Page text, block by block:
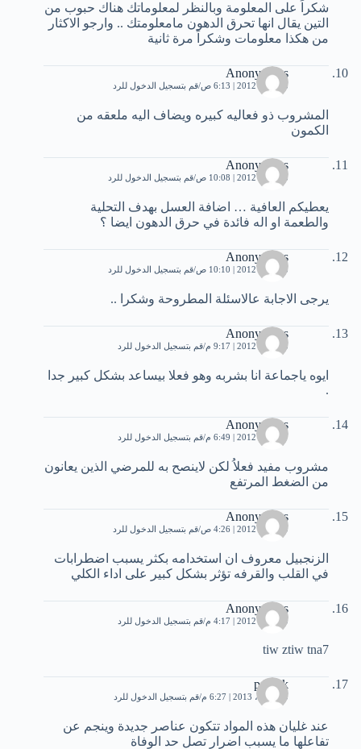
شكراً على المعلومة وبالنظر لمعلوماتك هناك حبوب من
التين يقال انها تحرق الدهون مامعلومتك .. وارجو الاكثار
من هكذا معلومات وشكراً مرة ثانية
Anonymous
15 مايو، 2012 | 6:13 ص قم بتسجيل الدخول للرد
المشروب ذو فعاليه كبيره ويضاف اليه ملعقه من
الكمون
Anonymous
15 مايو، 2012 | 10:08 ص قم بتسجيل الدخول للرد
يعطيكم العافية … اضافة العسل بهدف التحلية
والطعمة او اله فائدة في حرق الدهون ايضا ؟
Anonymous
15 مايو، 2012 | 10:10 ص قم بتسجيل الدخول للرد
يرجى الاجابة عالاسئلة المطروحة وشكرا ..
Anonymous
15 مايو، 2012 | 9:17 م قم بتسجيل الدخول للرد
ايوه ياجماعة انا بشربه وهو فعلا بيساعد بشكل كبير جدا
.
Anonymous
17 مايو، 2012 | 6:49 م قم بتسجيل الدخول للرد
مشروب مفيد فعلاُ لكن لاينصح به للمرضي الذين يعانون
من الضغط المرتفع
Anonymous
20 مايو، 2012 | 4:26 ص قم بتسجيل الدخول للرد
الزنجبيل معروف ان استخدامه بكثر يسبب اضطرابات
في القلب والقرفه تؤثر بشكل كبير على اداء الكلي
Anonymous
20 مايو، 2012 | 4:17 م قم بتسجيل الدخول للرد
tiw ztiw tna7
patrick
30 أبريل، 2013 | 6:27 م قم بتسجيل الدخول للرد
عند غليان هذه المواد تتكون عناصر جديدة وينجم عن
تفاعلها ما يسبب اضرار تصل حد الوفاة